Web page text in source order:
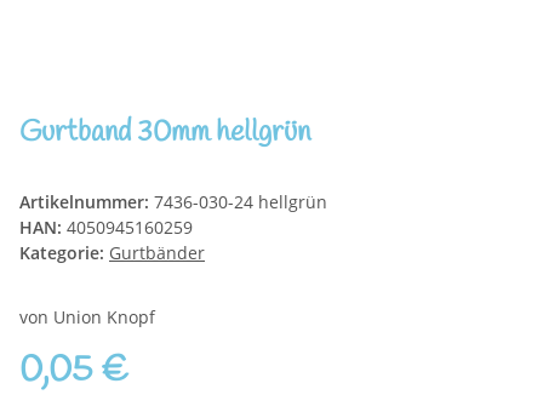
Gurtband 30mm hellgrün
Artikelnummer: 7436-030-24 hellgrün
HAN: 4050945160259
Kategorie: Gurtbänder
von Union Knopf
0,05 €